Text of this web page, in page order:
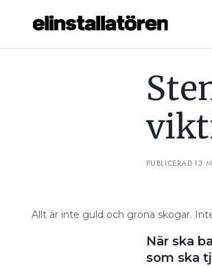
Hantera
PUBLICERAD 13
Allt är inte guld och gröna skogar.
När ska
som ska
STENKOLL PÅ TIMPRISERNA VIKTIGT